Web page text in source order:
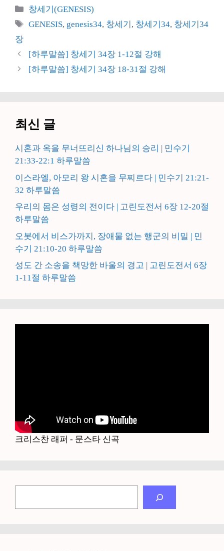
카
테
창세기(GENESIS)
태
GENESIS, genesis34, 창세기 , 창세기34, 창세기34
장
[하루말씀] 창세기 34장 1-12절 강해
[하루말씀] 창세기 34장 18-31절 강해
최신 글
시혼과 옥을 무너뜨리신 하나님의 승리 | 민수기
21:33-22:1 하루말씀
이스라엘, 아모리 왕 시혼을 무찌르다 | 민수기 21:21-
32 하루말씀
우리의 몸은 성령의 전이다 | 고린도전서 6장 12-20절
하루말씀
오봇에서 비스가까지, 장애물 없는 행군의 비밀 | 민
수기 21:10-20 하루말씀
성도 간 소송을 책망한 바울의 경고 | 고린도전서 6장
1-11절 하루말씀
크리스찬 래퍼 - 문스타 신곡